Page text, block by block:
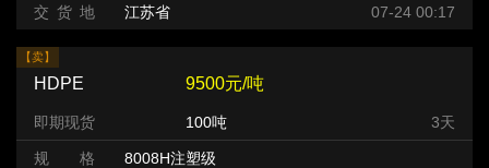
交 货 地
江苏省 07-24 00:17
【卖】
HDPE 9500元/吨
即期现货 100吨 3天
规 格
8008H注塑级